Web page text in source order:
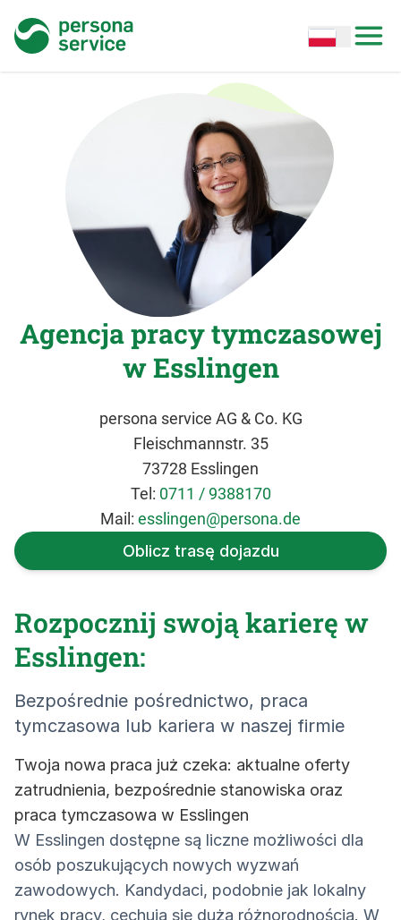
persona service Open options
Agencja pracy tymczasowej
w Esslingen
persona service AG & Co. KG
Fleischmannstr. 35
73728 Esslingen
Tel: 0711 / 9388170
Mail: esslingen@persona.de
Oblicz trasę dojazdu
Rozpocznij swoją karierę w
Esslingen:
Bezpośrednie pośrednictwo, praca
tymczasowa lub kariera w naszej firmie
Twoja nowa praca już czeka: aktualne oferty
zatrudnienia, bezpośrednie stanowiska oraz
praca tymczasowa w Esslingen
W Esslingen dostępne są liczne możliwości dla
osób poszukujących nowych wyzwań
zawodowych. Kandydaci, podobnie jak lokalny
rynek pracy, cechują się dużą różnorodnością. W